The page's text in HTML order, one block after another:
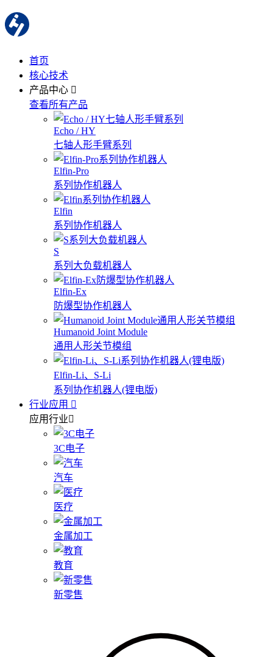
首页
核心技术
产品中心
查看所有产品
Echo / HY
七轴人形手臂系列
Elfin-Pro
系列协作机器人
Elfin
系列协作机器人
S
系列大负载机器人
Elfin-Ex
防爆型协作机器人
Humanoid Joint Module
通用人形关节模组
Elfin-Li、S-Li
系列协作机器人(锂电版)
行业应用
应用行业
3C电子
汽车
医疗
金属加工
教育
新零售